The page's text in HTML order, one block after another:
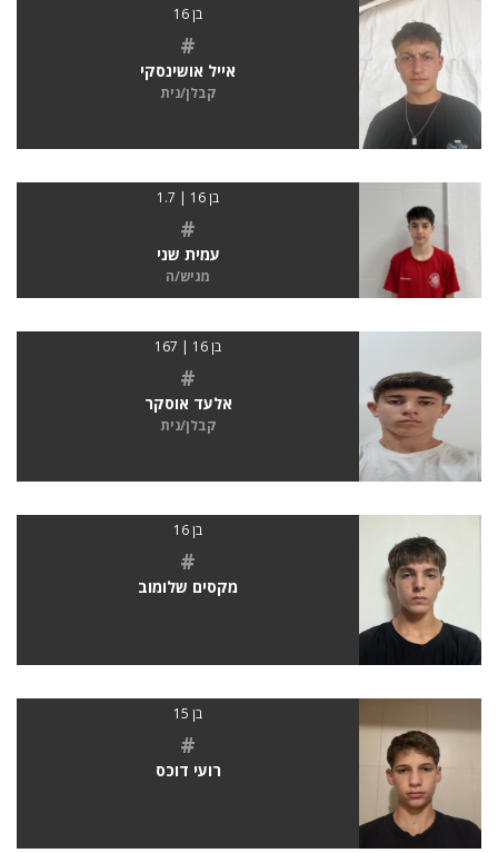
בן 16
#
אייל אושינסקי
קבלן/נית
בן 16 | 1.7
#
עמית שני
מגיש/ה
בן 16 | 167
#
אלעד אוסקר
קבלן/נית
בן 16
#
מקסים שלומוב
בן 15
#
רועי דוכס